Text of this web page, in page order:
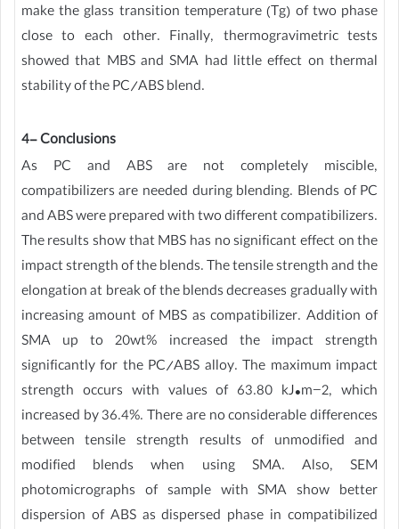
make the glass transition temperature (Tg) of two phase
close to each other. Finally, thermogravimetric tests
showed that MBS and SMA had little effect on thermal
stability of the PC/ABS blend.
4- Conclusions
As PC and ABS are not completely miscible,
compatibilizers are needed during blending. Blends of PC
and ABS were prepared with two different compatibilizers.
The results show that MBS has no significant effect on the
impact strength of the blends. The tensile strength and the
elongation at break of the blends decreases gradually with
increasing amount of MBS as compatibilizer. Addition of
SMA up to 20wt% increased the impact strength
significantly for the PC/ABS alloy. The maximum impact
strength occurs with values of 63.80 kJ•m−2, which
increased by 36.4%. There are no considerable differences
between tensile strength results of unmodified and
modified blends when using SMA. Also, SEM
photomicrographs of sample with SMA show better
dispersion of ABS as dispersed phase in compatibilized